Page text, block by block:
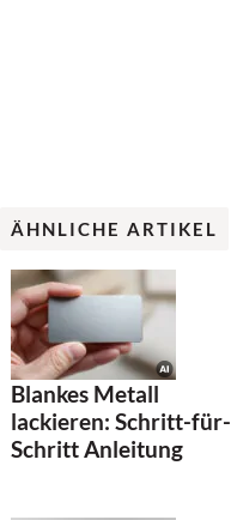
ÄHNLICHE ARTIKEL
Blankes Metall
lackieren: Schritt-für-
Schritt Anleitung